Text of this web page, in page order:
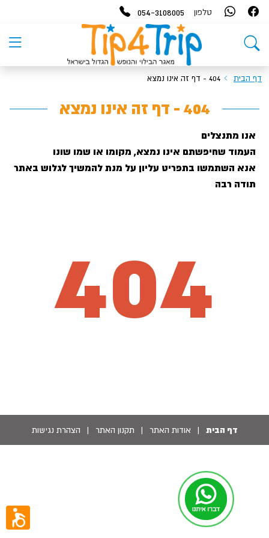
טלפון 054-3108005
דף הבית 404 - דף זה אינו נמצא
404 - דף זה אינו נמצא
אנו מתנצלים
העמוד שחיפשתם אינו נמצא, מקומו או שמו שונו
אנא השתמשו בתפריט עליון על מנת להמשיך לגלוש באתר
תודה רבה
404
דף הבית | אודות האתר | תקנון האתר | הצהרת נגישות